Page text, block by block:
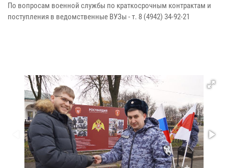
По вопросам военной службы по краткосрочным контрактам и
поступления в ведомственные ВУЗы - т. 8 (4942) 34-92-21